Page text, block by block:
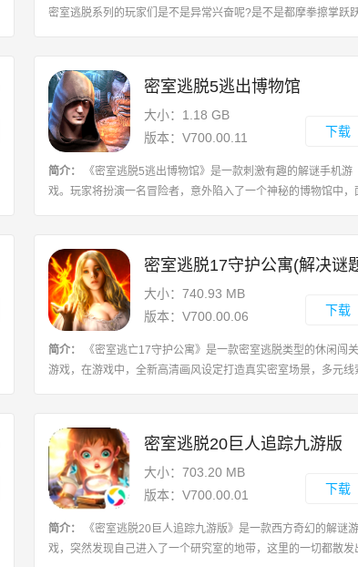
密室逃脱系列的玩家们是不是异常兴奋呢?是不是都摩拳擦掌跃
密室逃脱5逃出博物馆
大小：1.18 GB
版本：V700.00.11
下载
简介：
《密室逃脱5逃出博物馆》是一款刺激有趣的解谜手机游
戏。玩家将扮演一名冒险者，意外陷入了一个神秘的博物馆中，
密室逃脱17守护公寓(解决谜
大小：740.93 MB
版本：V700.00.06
下载
简介：
《密室逃亡17守护公寓》是一款密室逃脱类型的休闲闯
游戏，在游戏中，全新高清画风设定打造真实密室场景，多元线
密室逃脱20巨人追踪九游版
大小：703.20 MB
版本：V700.00.01
下载
简介：
《密室逃脱20巨人追踪九游版》是一款西方奇幻的解谜游
戏，突然发现自己进入了一个研究室的地带，这里的一切都散发